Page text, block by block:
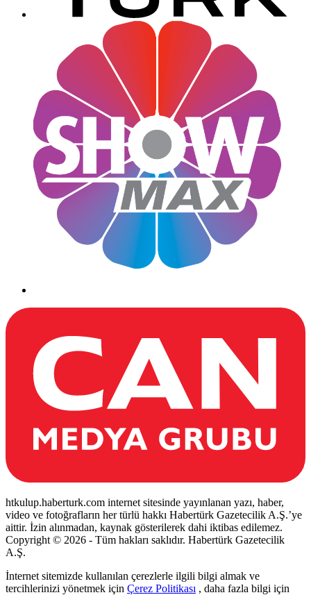
htkulup.haberturk.com internet sitesinde yayınlanan yazı, haber,
video ve fotoğrafların her türlü hakkı Habertürk Gazetecilik A.Ş.’ye
aittir. İzin alınmadan, kaynak gösterilerek dahi iktibas edilemez.
Copyright © 2026 - Tüm hakları saklıdır. Habertürk Gazetecilik
A.Ş.
İnternet sitemizde kullanılan çerezlerle ilgili bilgi almak ve
tercihlerinizi yönetmek için Çerez Politikası , daha fazla bilgi için